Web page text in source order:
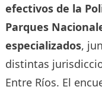
efectivos de la
Parques
especializados,
distintas
Entre Ríos. El